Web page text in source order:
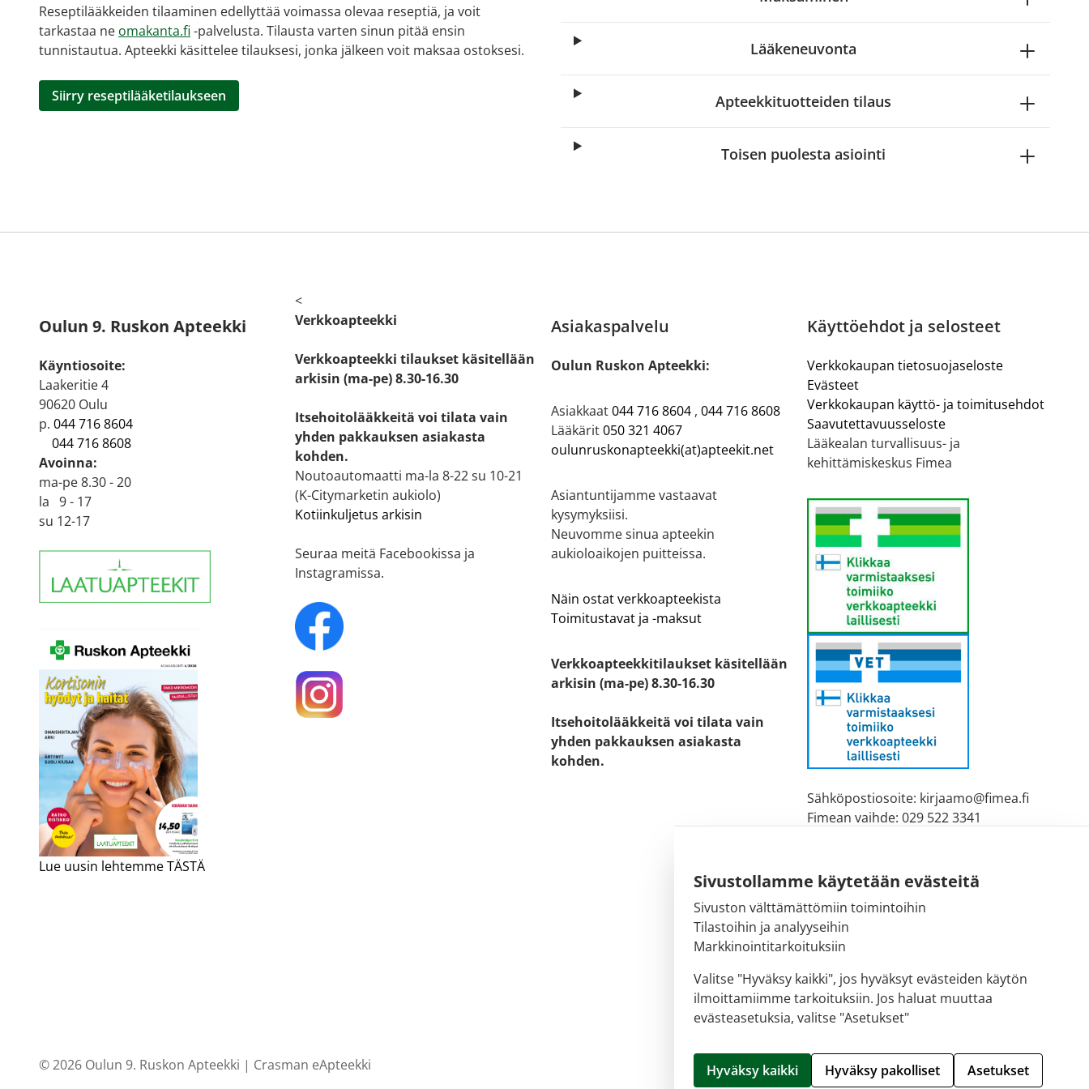
Sivustollamme käytetään evästeitä
Sivuston välttämättömiin toimintoihin
Tilastoihin ja analyyseihin
Markkinointitarkoituksiin
Valitse "Hyväksy kaikki", jos hyväksyt evästeiden käytön
ilmoittamiimme tarkoituksiin. Jos haluat muuttaa
evästeasetuksia, valitse "Asetukset"
Hyväksy kaikki Hyväksy pakolliset Asetukset
Reseptilääkkeiden tilaaminen edellyttää voimassa olevaa reseptiä, ja voit
tarkastaa ne omakanta.fi -palvelusta. Tilausta varten sinun pitää ensin
tunnistautua. Apteekki käsittelee tilauksesi, jonka jälkeen voit maksaa ostoksesi.
Siirry reseptilääketilaukseen
Lääkeneuvonta
Apteekkituotteiden tilaus
Toisen puolesta asiointi
Oulun 9. Ruskon Apteekki
Käyntiosoite:
Laakeritie 4
90620 Oulu
p. 044 716 8604
044 716 8608
Avoinna:
ma-pe 8.30 - 20
la 9 - 17
su 12-17
Lue uusin lehtemme TÄSTÄ
<
Verkkoapteekki
Verkkoapteekki tilaukset käsitellään
arkisin (ma-pe) 8.30-16.30
Itsehoitolääkkeitä voi tilata vain
yhden pakkauksen asiakasta
kohden.
Noutoautomaatti ma-la 8-22 su 10-21
(K-Citymarketin aukiolo)
Kotiinkuljetus arkisin
Seuraa meitä Facebookissa ja
Instagramissa.
Asiakaspalvelu
Oulun Ruskon Apteekki:
Asiakkaat044 716 8604 , 044 716 8608
Lääkärit050 321 4067
oulunruskonapteekki(at)apteekit.net
Asiantuntijamme vastaavat
kysymyksiisi.
Neuvomme sinua apteekin
aukioloaikojen puitteissa.
Näin ostat verkkoapteekista
Toimitustavat ja -maksut
Verkkoapteekkitilaukset käsitellään
arkisin (ma-pe) 8.30-16.30
Itsehoitolääkkeitä voi tilata vain
yhden pakkauksen asiakasta
kohden.
Käyttöehdot ja selosteet
Verkkokaupan tietosuojaseloste
Evästeet
Verkkokaupan käyttö- ja toimitusehdot
Saavutettavuusseloste
Lääkealan turvallisuus- ja
kehittämiskeskus Fimea
Sähköpostiosoite: kirjaamo@fimea.fi
Fimean vaihde: 029 522 3341
© 2026 Oulun 9. Ruskon Apteekki | Crasman eApteekki Hallitse evästeitä